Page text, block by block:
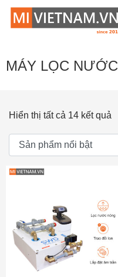
MÁY LỌC NƯỚC
Hiển thị tất cả 14 kết quả